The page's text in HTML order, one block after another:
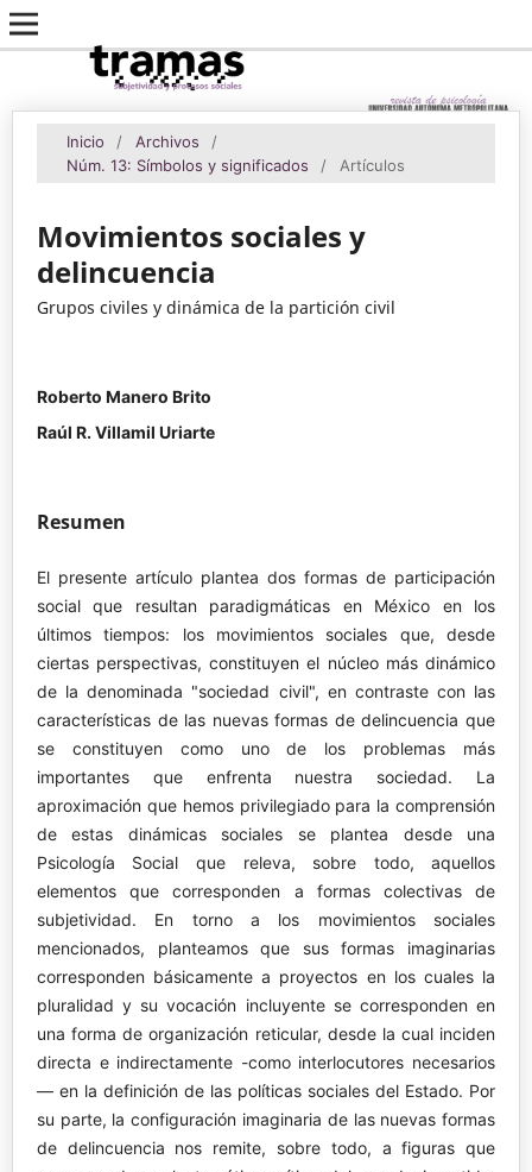
Inicio / Archivos
/
Núm. 13: Símbolos y significados
/ Artículos
Movimientos sociales y
delincuencia
Grupos civiles y dinámica de la partición civil
Roberto Manero Brito
Raúl R. Villamil Uriarte
Resumen
El presente artículo plantea dos formas de participación
social que resultan paradigmáticas en México en los
últimos tiempos: los movimientos sociales que, desde
ciertas perspectivas, constituyen el núcleo más dinámico
de la denominada "sociedad civil", en contraste con las
características de las nuevas formas de delincuencia que
se constituyen como uno de los problemas más
importantes que enfrenta nuestra sociedad. La
aproximación que hemos privilegiado para la comprensión
de estas dinámicas sociales se plantea desde una
Psicología Social que releva, sobre todo, aquellos
elementos que corresponden a formas colectivas de
subjetividad. En torno a los movimientos sociales
mencionados, planteamos que sus formas imaginarias
corresponden básicamente a proyectos en los cuales la
pluralidad y su vocación incluyente se corresponden en
una forma de organización reticular, desde la cual inciden
directa e indirectamente -como interlocutores necesarios
— en la definición de las políticas sociales del Estado. Por
su parte, la configuración imaginaria de las nuevas formas
de delincuencia nos remite, sobre todo, a figuras que